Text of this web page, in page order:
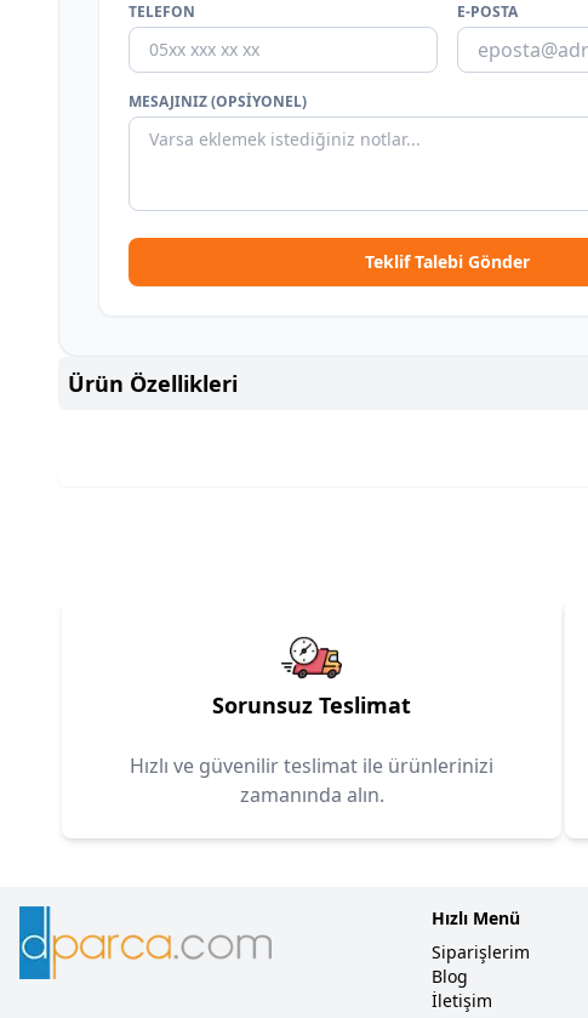
TELEFON E-POSTA
MESAJINIZ (OPSIYONEL)
Teklif Talebi Gönder
Ürün Özellikleri
Sorunsuz Teslimat
Hızlı ve güvenilir teslimat ile ürünlerinizi
zamanında alın.
Hızlı Menü
Siparişlerim
Blog
İletişim